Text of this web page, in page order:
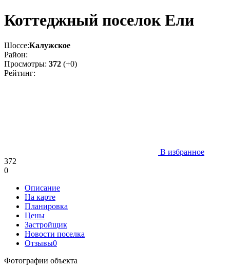
Коттеджный поселок Ели
Шоссе:Калужское
Район:
Просмотры: 372 (+0)
Рейтинг:
В избранное
372
0
Описание
На карте
Планировка
Цены
Застройщик
Новости поселка
Отзывы0
Фотографии объекта